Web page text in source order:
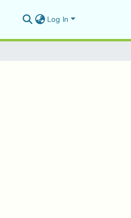
Log In